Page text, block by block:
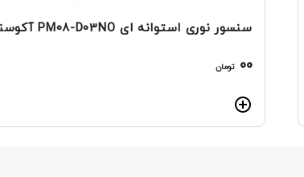
00 تومان